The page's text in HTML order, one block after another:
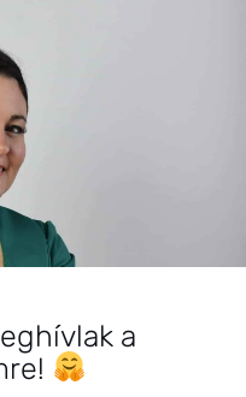
a HerbClinic alapítója,
és édesanya.
hatékony
a